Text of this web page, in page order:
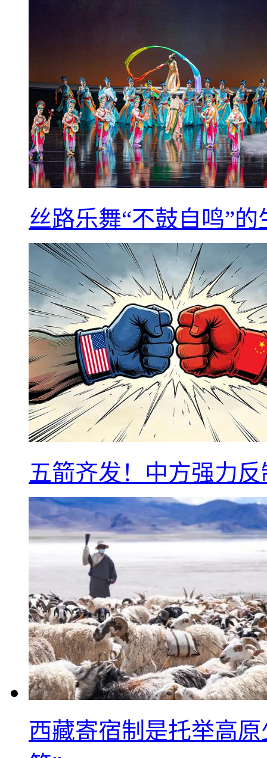
丝路乐舞“不鼓自鸣”
五箭齐发！中方强力
西藏寄宿制是托举高